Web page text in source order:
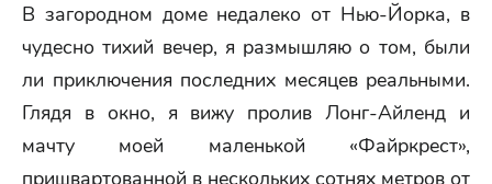
В загородном доме недалеко от Нью-Йорка, в
чудесно тихий вечер, я размышляю о том, были
ли приключения последних месяцев реальными.
Глядя в окно, я вижу пролив Лонг-Айленд и
мачту моей маленькой «Файркрест»,
пришвартованной в нескольких сотнях метров от